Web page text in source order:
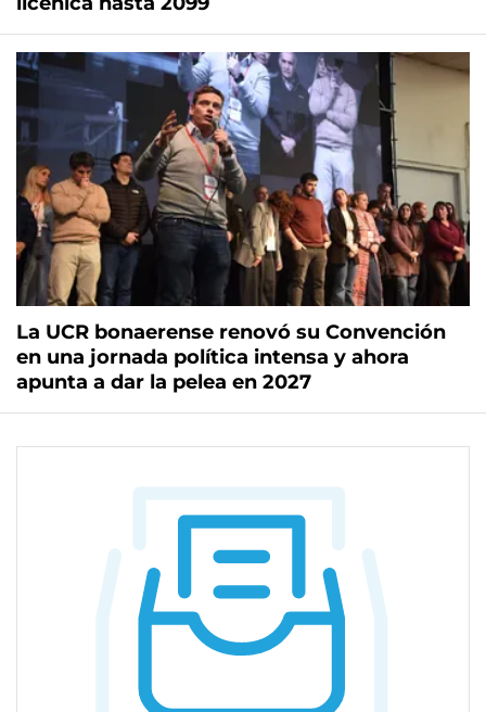
La UCR bonaerense renovó su Convención
en una jornada política intensa y ahora
apunta a dar la pelea en 2027